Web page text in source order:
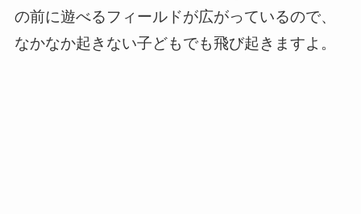
の前に遊べるフィールドが広がっているので、
なかなか起きない子どもでも飛び起きますよ。